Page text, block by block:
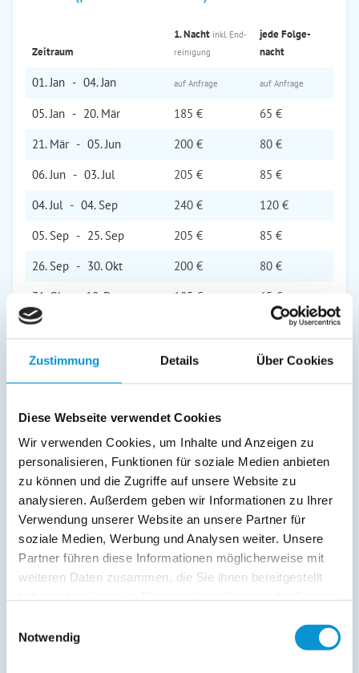
Zustimmung Details Über Cookies
Diese Webseite verwendet Cookies
Wir verwenden Cookies, um Inhalte und Anzeigen zu
personalisieren, Funktionen für soziale Medien anbieten
zu können und die Zugriffe auf unsere Website zu
analysieren. Außerdem geben wir Informationen zu Ihrer
Verwendung unserer Website an unsere Partner für
soziale Medien, Werbung und Analysen weiter. Unsere
Partner führen diese Informationen möglicherweise mit
weiteren Daten zusammen, die Sie ihnen bereitgestellt
Notwendig
Zeitraum
1. Nacht inkl. End­
reinigung
jede Folge­
nacht
01. Jan - 04. Jan auf Anfrage auf Anfrage
05. Jan - 20. Mär 185 €
65 €
21. Mär - 05. Jun 200 €
80 €
06. Jun - 03. Jul 205 €
85 €
04. Jul - 04. Sep 240 €
120 €
05. Sep - 25. Sep 205 €
85 €
26. Sep - 30. Okt 200 €
80 €
31. Okt
18. Dez 185 €
65 €
19. Dez
Endreinigung:
120 € ist bereits im Reisepreis 1. Nacht
Preiszusatz:
In der Hauptsaison ist die Anreise nur samstags und nur wochenweise
möglich.
Ostern und Pfingsten: Mindestmietdauer 4 Nächte
Weihnachten und Silvester: Mindestmietdauer 5 Nächte
Alle anderen Zeiten: Mindestmietdauer 3 Nächte
Bettwäsche und Handtücher auf Anfrage, 35€/Wäschepaket
Last Minute
Nur gültig von
- 05.09.2026
120
€